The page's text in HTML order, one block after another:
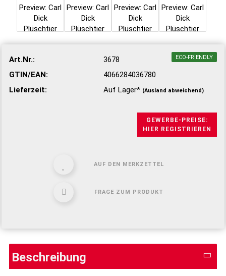
ECO-FRIENDLY
Art.Nr.:
3678
GTIN/EAN:
4066284036780
Lieferzeit:
Auf Lager* (Ausland abweichend)
GEWERBE-PREISE:
HIER REGISTRIEREN
AUF DEN MERKZETTEL
FRAGE ZUM PRODUKT
Beschreibung